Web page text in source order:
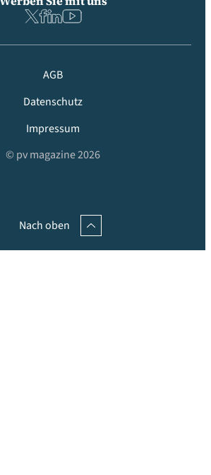
AGB
Datenschutz
Impressum
© pv magazine 2026
Nach oben